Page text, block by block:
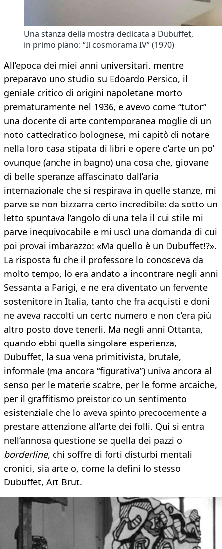
Una stanza della mostra dedicata a Dubuffet,
in primo piano: “Il cosmorama IV” (1970)
All’epoca dei miei anni universitari, mentre
preparavo uno studio su Edoardo Persico, il
geniale critico di origini napoletane morto
prematuramente nel 1936, e avevo come “tutor”
una docente di arte contemporanea moglie di un
noto cattedratico bolognese, mi capitò di notare
nella loro casa stipata di libri e opere d’arte un po’
ovunque (anche in bagno) una cosa che, giovane
di belle speranze affascinato dall’aria
internazionale che si respirava in quelle stanze, mi
parve se non bizzarra certo incredibile: da sotto un
letto spuntava l’angolo di una tela il cui stile mi
parve inequivocabile e mi uscì una domanda di cui
poi provai imbarazzo: «Ma quello è un Dubuffet!?».
La risposta fu che il professore lo conosceva da
molto tempo, lo era andato a incontrare negli anni
Sessanta a Parigi, e ne era diventato un fervente
sostenitore in Italia, tanto che fra acquisti e doni
ne aveva raccolti un certo numero e non c’era più
altro posto dove tenerli. Ma negli anni Ottanta,
quando ebbi quella singolare esperienza,
Dubuffet, la sua vena primitivista, brutale,
informale (ma ancora “figurativa”) univa ancora al
senso per le materie scabre, per le forme arcaiche,
per il graffitismo preistorico un sentimento
esistenziale che lo aveva spinto precocemente a
prestare attenzione all’arte dei folli. Qui si entra
nell’annosa questione se quella dei pazzi o
borderline, chi soffre di forti disturbi mentali
cronici, sia arte o, come la definì lo stesso
Dubuffet, Art Brut.